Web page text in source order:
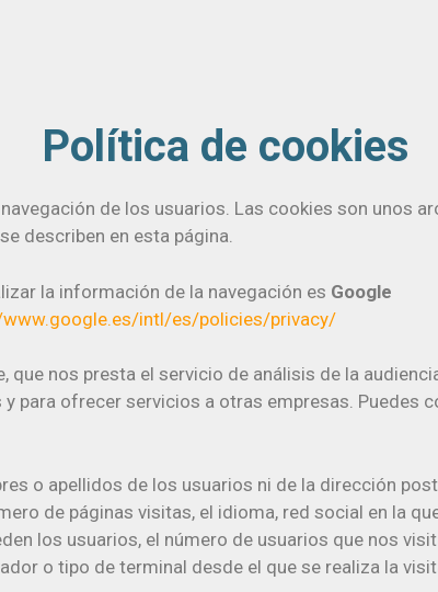
Política de cookies
de los usuarios. Las cookies son unos
describen en esta página.
la información de la navegación es Google
intl/es/policies/privacy/
nos presta el servicio de análisis de la
para ofrecer servicios a otras empresas. Puedes
o apellidos de los usuarios ni de la dirección
de páginas visitas, el idioma, red social en la
los usuarios, el número de usuarios que nos
o tipo de terminal desde el que se realiza la